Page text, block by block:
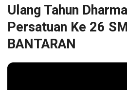
Ulang Tahun
Persatuan Ke 26
BANTARAN